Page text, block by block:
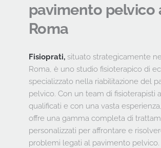
pavimento pelvico
Roma
Fisioprati, situato strategicamente
Roma, è uno studio fisioterapico di
specializzato nella riabilitazione del
pelvico. Con un team di fisioterapisti
qualificati e con una vasta
offre una gamma completa di
personalizzati per affrontare e
problemi legati al pavimento pelvico.